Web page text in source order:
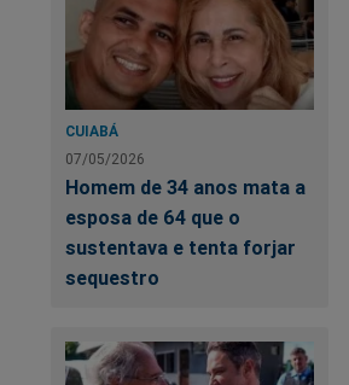
CUIABÁ
07/05/2026
Homem de 34 anos mata a
esposa de 64 que o
sustentava e tenta forjar
sequestro